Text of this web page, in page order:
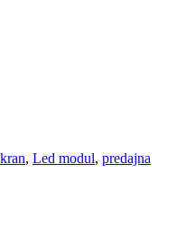
, Led modul, predajna